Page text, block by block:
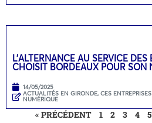
L’ALTERNANCE AU SERVICE
CHOISIT BORDEAUX POUR SON
14/05/2025
ACTUALITÉS EN GIRONDE, CES
NUMÉRIQUE
« PRÉCÉDENT 1 2 3 4 5